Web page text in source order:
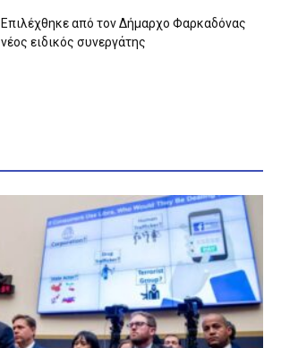
Επιλέχθηκε από τον Δήμαρχο Φαρκαδόνας
νέος ειδικός συνεργάτης